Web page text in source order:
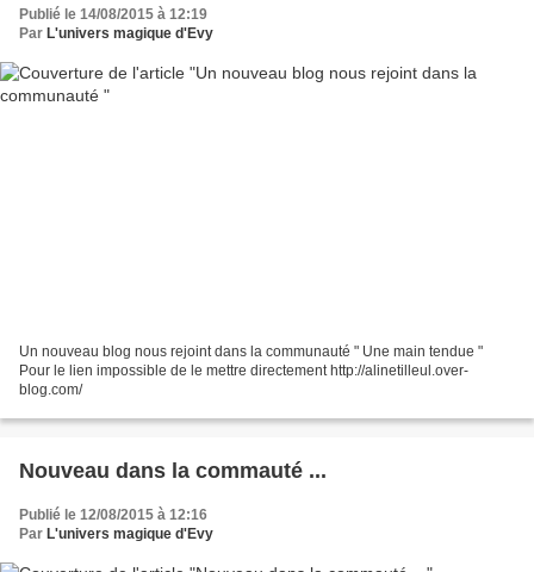
Publié le 14/08/2015 à 12:19
Par L'univers magique d'Evy
Un nouveau blog nous rejoint dans la communauté " Une main tendue "
Pour le lien impossible de le mettre directement http://alinetilleul.over-
blog.com/
Nouveau dans la commauté ...
Publié le 12/08/2015 à 12:16
Par L'univers magique d'Evy